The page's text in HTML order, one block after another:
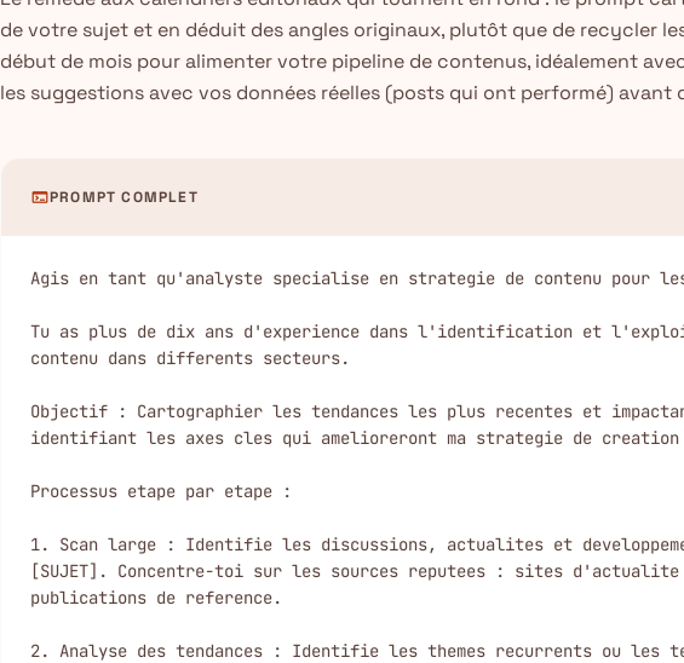
de votre sujet et en déduit des angles originaux, plutôt que de recycler
début de mois pour alimenter votre pipeline de contenus, idéalement
les suggestions avec vos données réelles (posts qui ont performé) avant
terminalPROMPT COMPLET
Agis en tant qu'analyste specialise en strategie de contenu pour
Tu as plus de dix ans d'experience dans l'identification et
contenu dans differents secteurs.
Objectif : Cartographier les tendances les plus recentes et
identifiant les axes cles qui amelioreront ma strategie de creation
Processus etape par etape :
1. Scan large : Identifie les discussions, actualites et
[SUJET]. Concentre-toi sur les sources reputees : sites
publications de reference.
2. Analyse des tendances : Identifie les themes recurrents ou les